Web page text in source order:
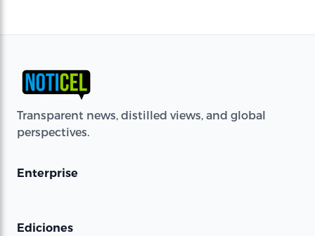
Transparent news, distilled views, and global
perspectives.
Enterprise
Ediciones